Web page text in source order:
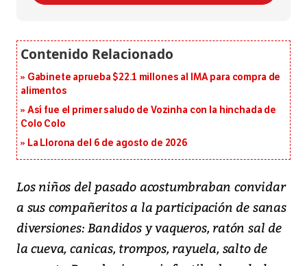
Gabinete aprueba $22.1 millones al IMA para compra de
alimentos
Así fue el primer saludo de Vozinha con la hinchada de
Colo Colo
La Llorona del 6 de agosto de 2026
Los niños del pasado acostumbraban convidar
a sus compañeritos a la participación de sanas
diversiones: Bandidos y vaqueros, ratón sal de
la cueva, canicas, trompos, rayuela, salto de